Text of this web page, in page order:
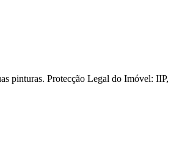
pinturas. Protecção Legal do Imóvel: